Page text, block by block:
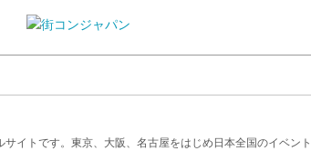
イトです。東京、大阪、名古屋をはじめ日本全国のイベン